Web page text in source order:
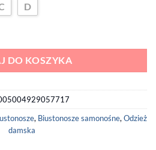
D
DO KOSZYKA
, Biustonosze samonośne, Odzież
damska